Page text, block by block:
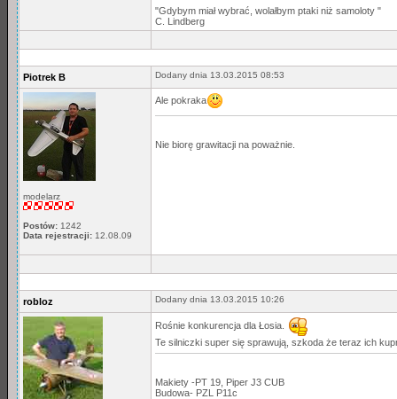
"Gdybym miał wybrać, wolałbym ptaki niż samoloty "
C. Lindberg
Piotrek B Dodany dnia 13.03.2015 08:53
modelarz
Postów: 1242
Data rejestracji: 12.08.09
Ale pokraka
Nie biorę grawitacji na poważnie.
robloz Dodany dnia 13.03.2015 10:26
Rośnie konkurencja dla Łosia.
Te silniczki super się sprawują, szkoda że teraz ich
Makiety -PT 19, Piper J3 CUB
Budowa- PZL P11c